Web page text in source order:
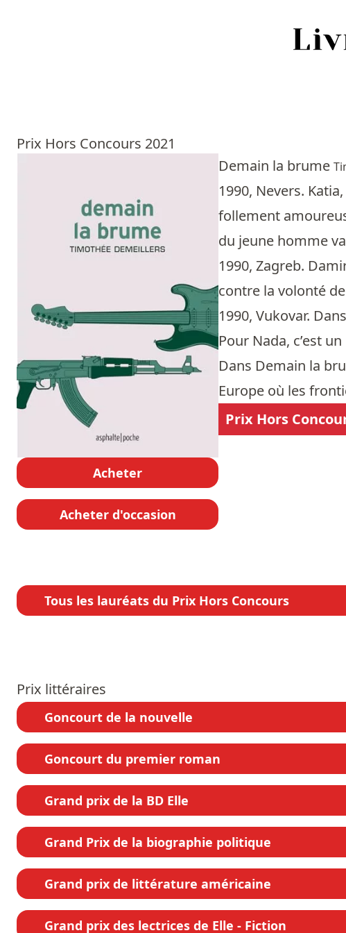
Prix Hors Concours 2021
Acheter
Acheter d'occasion
Demain la brume
1990, Nevers.
follement
du jeune homme
1990, Zagreb.
contre la volonté
1990, Vukovar.
Pour Nada, c’est
Dans Demain la
Europe où les
Prix Hors
Tous les lauréats du Prix Hors Concours
Prix littéraires
Goncourt de la nouvelle
Goncourt du premier roman
Grand prix de la BD Elle
Grand Prix de la biographie politique
Grand prix de littérature américaine
Grand prix des lectrices de Elle - Fiction
Sources
Livres
Livres les plus recommandés